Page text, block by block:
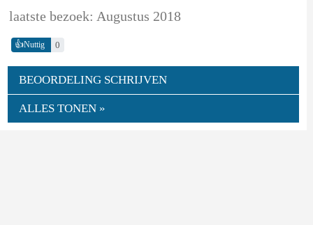
laatste bezoek: Augustus 2018
👍Nuttig 0
BEOORDELING SCHRIJVEN
ALLES TONEN »